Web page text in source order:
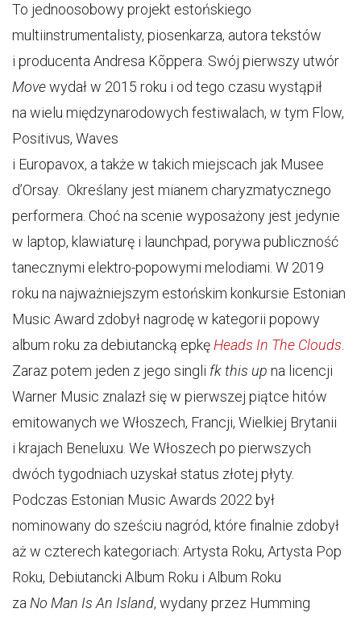
To jednoosobowy projekt estońskiego
multiinstrumentalisty, piosenkarza, autora tekstów
i producenta Andresa Kõppera. Swój pierwszy utwór
Movewydał w 2015 roku i od tego czasu wystąpił
na wielu międzynarodowych festiwalach, w tym Flow,
Positivus, Waves
i Europavox, a także w takich miejscach jak Musee
d’Orsay. Określany jest mianem charyzmatycznego
performera. Choć na scenie wyposażony jest jedynie
w laptop, klawiaturę i launchpad, porywa publiczność
tanecznymi elektro-popowymi melodiami. W 2019
roku na najważniejszym estońskim konkursie Estonian
Music Award zdobył nagrodę w kategorii popowy
album roku za debiutancką epkę Heads In The Clouds
Zaraz potem jeden z jego singli fk this up na licencji
Warner Music znalazł się w pierwszej piątce hitów
emitowanych we Włoszech, Francji, Wielkiej Brytanii
i krajach Beneluxu. We Włoszech po pierwszych
dwóch tygodniach uzyskał status złotej płyty.
Podczas Estonian Music Awards 2022 był
nominowany do sześciu nagród, które finalnie zdobył
aż w czterech kategoriach: Artysta Roku, Artysta Pop
Roku, Debiutancki Album Roku i Album Roku
za No Man Is An Island, wydany przez Humming